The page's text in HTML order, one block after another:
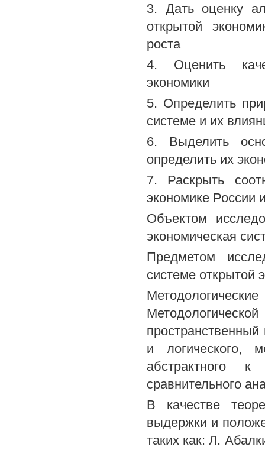
3. Дать оценку
открытой
роста
4. Оценить
экономики
5. Определить
системе и их
6. Выделить
определить их
7. Раскрыть
экономике России
Объектом
экономическая
Предметом
системе открытой
и логического,
абстрактного
сравнительного
В качестве
выдержки и
таких как: Л.